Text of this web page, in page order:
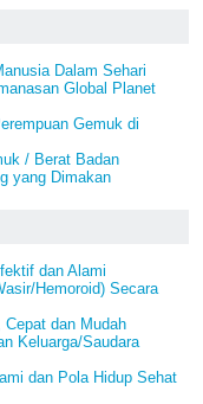
Dalam Sehari
Global Planet
Gemuk di
/ Berat Badan
yang Dimakan
dan Alami
Hemoroid) Secara
dan Mudah
Keluarga/Saudara
dan Pola Hidup Sehat